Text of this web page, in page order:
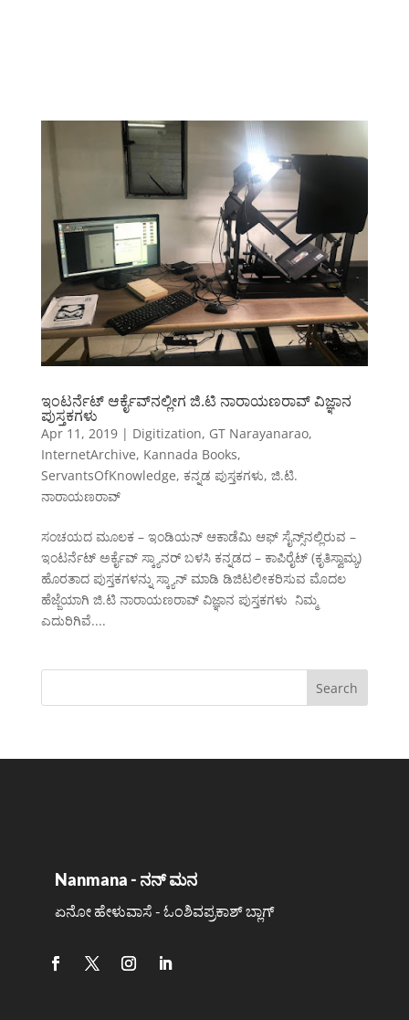
ಇಂಟರ್ನೆಟ್ ಆರ್ಕೈವ್‌ನಲ್ಲೀಗ ಜಿ.ಟಿ ನಾರಾಯಣರಾವ್ ವಿಜ್ಞಾನ
ಪುಸ್ತಕಗಳು
Apr 11, 2019| Digitization, GT Narayanarao,
InternetArchive, Kannada Books,
ServantsOfKnowledge, ಕನ್ನಡ ಪುಸ್ತಕಗಳು, ಜಿ.ಟಿ.
ನಾರಾಯಣರಾವ್
ಸಂಚಯದ ಮೂಲಕ – ಇಂಡಿಯನ್ ಆಕಾಡೆಮಿ ಆಫ್ ಸೈನ್ಸ್‌ನಲ್ಲಿರುವ –
ಇಂಟರ್ನೆಟ್ ಅರ್ಕೈವ್ ಸ್ಕ್ಯಾನರ್ ಬಳಸಿ ಕನ್ನಡದ – ಕಾಪಿರೈಟ್ (ಕೃತಿಸ್ವಾಮ್ಯ)
ಹೊರತಾದ ಪುಸ್ತಕಗಳನ್ನು ಸ್ಕ್ಯಾನ್ ಮಾಡಿ ಡಿಜಿಟಲೀಕರಿಸುವ ಮೊದಲ
ಹೆಜ್ಜೆಯಾಗಿ ಜಿ.ಟಿ ನಾರಾಯಣರಾವ್ ವಿಜ್ಞಾನ ಪುಸ್ತಕಗಳು ನಿಮ್ಮ
ಎದುರಿಗಿವೆ....
Nanmana - ನನ್ ಮನ
ಏನೋ ಹೇಳುವಾಸೆ - ಓಂಶಿವಪ್ರಕಾಶ್ ಬ್ಲಾಗ್